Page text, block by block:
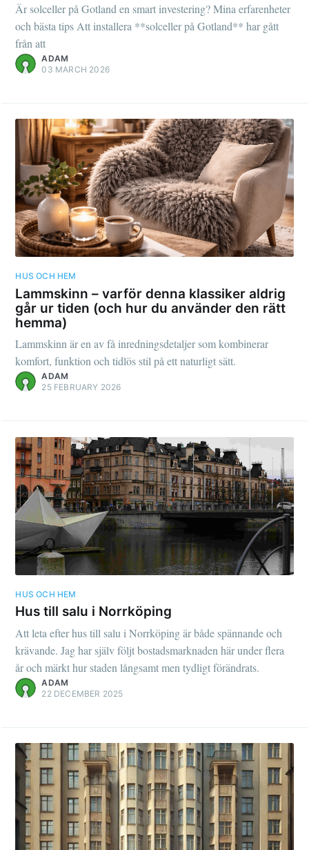
Är solceller på Gotland en smart investering? Mina erfarenheter
och bästa tips Att installera **solceller på Gotland** har gått
från att
ADAM
03 MARCH 2026
HUS OCH HEM
Lammskinn – varför denna klassiker aldrig
går ur tiden (och hur du använder den rätt
hemma)
Lammskinn är en av få inredningsdetaljer som kombinerar
komfort, funktion och tidlös stil på ett naturligt sätt.
ADAM
25 FEBRUARY 2026
HUS OCH HEM
Hus till salu i Norrköping
Att leta efter hus till salu i Norrköping är både spännande och
krävande. Jag har själv följt bostadsmarknaden här under flera
år och märkt hur staden långsamt men tydligt förändrats.
ADAM
22 DECEMBER 2025